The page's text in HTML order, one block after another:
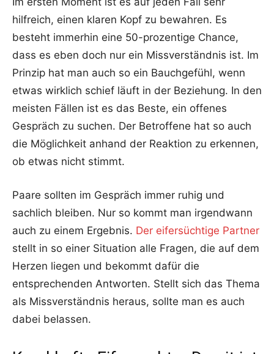
hilfreich, einen klaren Kopf zu bewahren. Es
besteht immerhin eine 50-prozentige Chance,
dass es eben doch nur ein Missverständnis ist. Im
Prinzip hat man auch so ein Bauchgefühl, wenn
etwas wirklich schief läuft in der Beziehung. In den
meisten Fällen ist es das Beste, ein offenes
Gespräch zu suchen. Der Betroffene hat so auch
die Möglichkeit anhand der Reaktion zu erkennen,
ob etwas nicht stimmt.
Paare sollten im Gespräch immer ruhig und
sachlich bleiben. Nur so kommt man irgendwann
auch zu einem Ergebnis. Der eifersüchtige Partner
stellt in so einer Situation alle Fragen, die auf dem
Herzen liegen und bekommt dafür die
entsprechenden Antworten. Stellt sich das Thema
als Missverständnis heraus, sollte man es auch
dabei belassen.